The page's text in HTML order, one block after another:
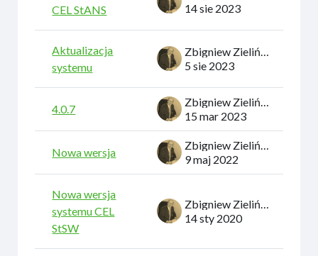
CEL StANS
14 sie 2023
Aktualizacja
systemu
5 sie 2023
4.0.7
15 mar 2023
Nowa wersja
9 maj 2022
Nowa wersja
systemu CEL
StSW
14 sty 2020